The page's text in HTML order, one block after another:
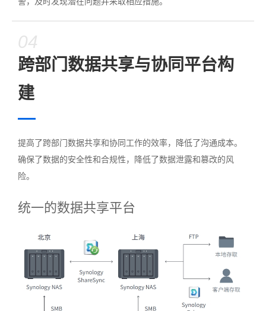
04
跨部门数据共享与协同平台构
建
提高了跨部门数据共享和协同工作的效率，降低了沟通成本。
确保了数据的安全性和合规性，降低了数据泄露和篡改的风
险。
统一的数据共享平台